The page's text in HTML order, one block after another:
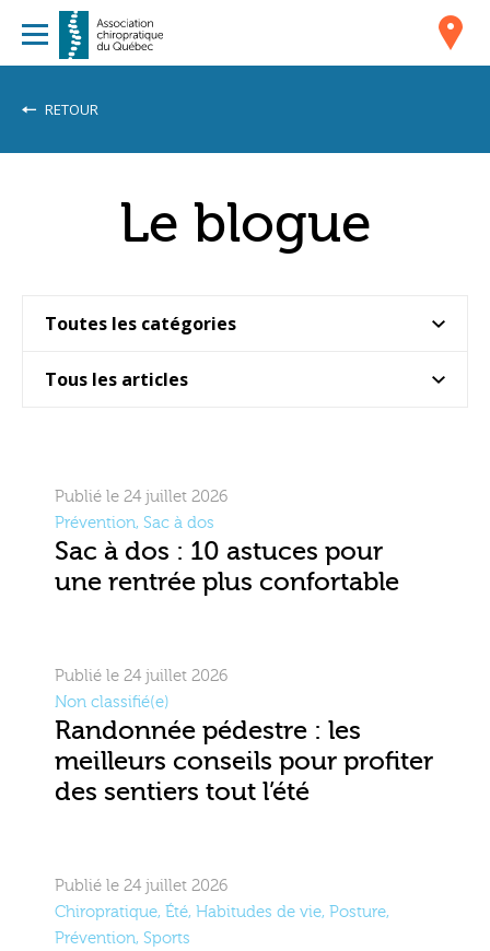
RETOUR
Le blogue
Publié le 24 juillet 2026
Prévention, Sac à dos
Sac à dos : 10 astuces pour
une rentrée plus confortable
Publié le 24 juillet 2026
Non classifié(e)
Randonnée pédestre : les
meilleurs conseils pour profiter
des sentiers tout l’été
Publié le 24 juillet 2026
Chiropratique, Été, Habitudes de vie, Posture,
Prévention, Sports